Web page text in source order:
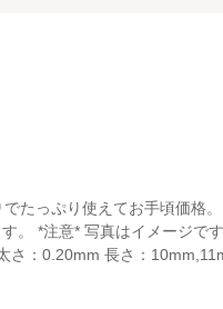
たっぷり使えてお手頃価格
。 *注意* 写真はイメージで
さ：0.20mm 長さ：